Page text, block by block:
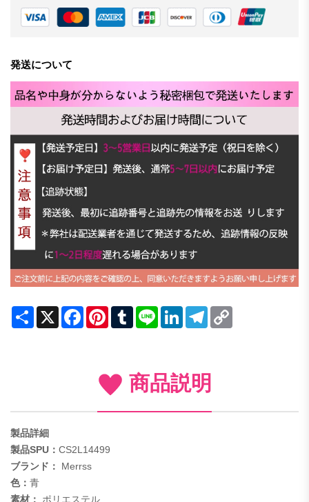
発送について
Share X FacebookPinterestTumblrLine LinkedInTelegram
商品説明
製品詳細
製品SPU： CS2L14499
ブランド：
Merrss
色： 青
素材：
ポリエステル